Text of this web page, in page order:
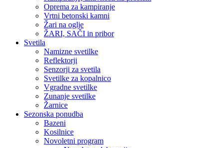
Oprema za kampiranje
Vrtni betonski kamni
Žari na oglje
ŽARI, SAČI in pribor
Svetila
Namizne svetilke
Reflektorji
Senzorji za svetila
Svetilke za kopalnico
Vgradne svetilke
Zunanje svetilke
Žarnice
Sezonska ponudba
Bazeni
Kosilnice
Novoletni program